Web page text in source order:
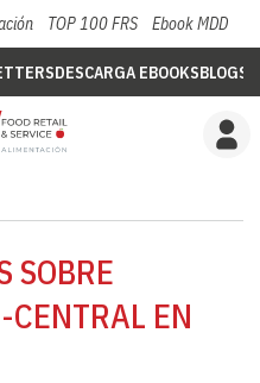
TOP 100 FRS Ebook MDD
DESCARGA EBOOKSBLOGS
SOBRE
EN